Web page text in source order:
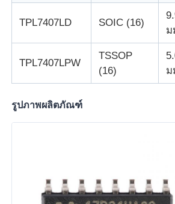
ชิปหน่วยความจำ DRAM
ชิป EEPROM
ชิป SRAM
TPL7407LD SOIC (16)
ม
TPL7407LPW
TSSOP
(16)
ม
รูปภาพผลิตภัณฑ์